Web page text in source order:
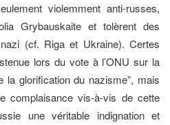
violemment anti-russes,
Grybauskaite et tolèrent des
(cf. Riga et Ukraine). Certes
lors du vote à l’ONU sur la
la glorification du nazisme”, mais
complaisance vis-à-vis de cette
une véritable indignation et